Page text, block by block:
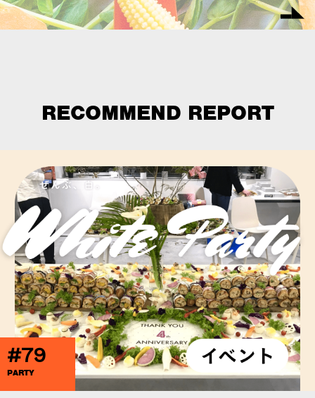
RECOMMEND REPORT
#79
PARTY